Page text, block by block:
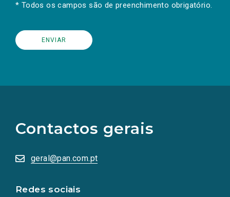
* Todos os campos são de preenchimento obrigatório.
Contactos gerais
geral@pan.com.pt
Redes sociais
redes
sociais
numa
nova